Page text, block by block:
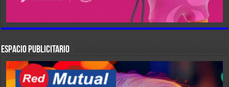
ESPACIO PUBLICITARIO